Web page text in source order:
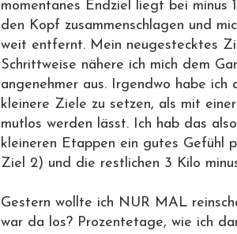
momentanes Endziel liegt bei minus
den Kopf zusammenschlagen und
weit entfernt. Mein neugestecktes
Schrittweise nähere ich mich dem
angenehmer aus. Irgendwo habe ich
kleinere Ziele zu setzen, als mit
mutlos werden lässt. Ich hab das
kleineren Etappen ein gutes Gefühl
Ziel 2) und die restlichen 3 Kilo
Gestern wollte ich NUR MAL
war da los? Prozentetage, wie ich